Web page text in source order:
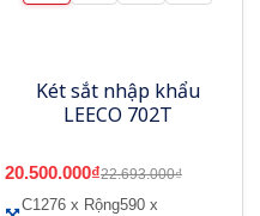
Két sắt nhập khẩu
LEECO 702T
20.500.000₫22.693.000₫
C1276 x Rộng590 x